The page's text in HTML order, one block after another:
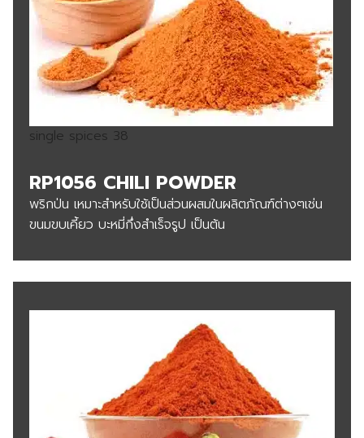
single spices 38
RP1056 CHILI POWDER
พริกป่น เหมาะสำหรับใช้เป็นส่วนผสมในผลิตภัณฑ์ต่างๆเช่น
ขนมขบเคี้ยว บะหมี่กึ่งสำเร็จรูป เป็นต้น